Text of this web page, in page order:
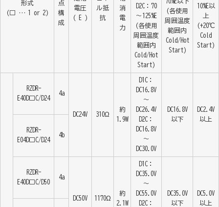
形式
(□ … 1 or 2)
点
構
成
電圧
( E )
ル抵
抗
消
電
力
D2C：70
～125%E
(各使用
周囲温度
範囲内
Cold/Hot
Start)
(各使用
周囲温度
範囲内
Cold/Hot
Start)
10%E以
上
(+20℃
Cold
Start)
RZDR-
E40D□C/D24
4a
DC24V 310Ω
約
1.9W
D1C：
DC16.8V
～
DC26.4V
D2C：
DC16.8V
～
DC30.0V
DC16.8V
以下
DC2.4V
以上
RZDR-
E04D□C/D24
4b
RZDR-
E40D□C/D50
4a
DC50V 1170Ω
約
2.1W
D1C：
DC35.0V
～
DC55.0V
D2C：
DC35.0V
以下
DC5.0V
以上